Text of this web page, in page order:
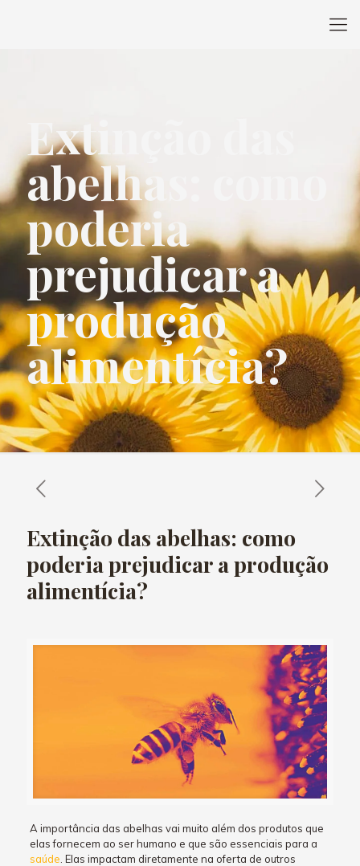
Extinção das
abelhas: como
poderia
prejudicar a
produção
alimentícia?
Extinção das abelhas: como
poderia prejudicar a produção
alimentícia?
A importância das abelhas vai muito além dos produtos que
elas fornecem ao ser humano e que são essenciais para a
saúde . Elas impactam diretamente na oferta de outros